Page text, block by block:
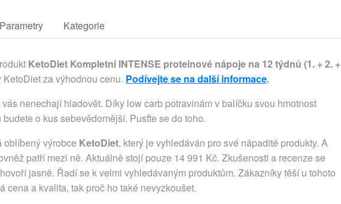
Parametry Kategorie
KetoDiet Kompletní INTENSE proteinové nápoje na 12 týdnů (1. + 2. +
KetoDiet za výhodnou cenu. Podívejte se na další informace.
nenechají hladovět. Díky low carb potravinám v balíčku svou hmotnost
o kus sebevědomější. Pusťte se do toho.
oblíbený výrobce KetoDiet, který je vyhledáván pro své nápadité produkty. A
patří mezi ně. Aktuálně stojí pouze 14 991 Kč. Zkušenosti a recenze se
jasně. Řadí se k velmi vyhledávaným produktům. Zákazníky těší u tohoto
cena a kvalita, tak proč ho také nevyzkoušet.